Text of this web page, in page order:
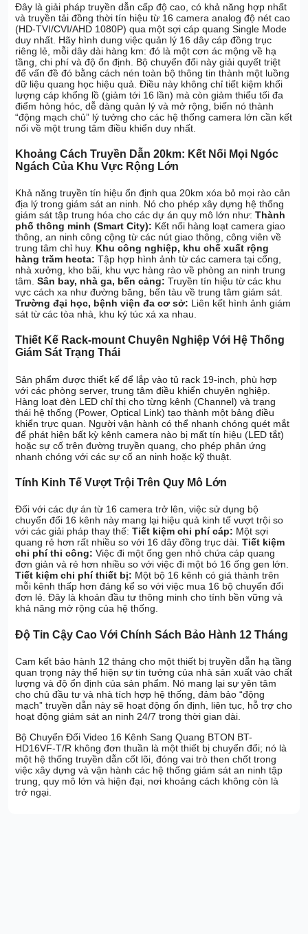
Đây là giải pháp truyền dẫn cấp độ cao, có khả năng hợp nhất
và truyền tải đồng thời tín hiệu từ 16 camera analog độ nét cao
(HD-TVI/CVI/AHD 1080P) qua một sợi cáp quang Single Mode
duy nhất. Hãy hình dung việc quản lý 16 dây cáp đồng trục
riêng lẻ, mỗi dây dài hàng km: đó là một cơn ác mộng về hạ
tầng, chi phí và độ ổn định. Bộ chuyển đổi này giải quyết triệt
để vấn đề đó bằng cách nén toàn bộ thông tin thành một luồng
dữ liệu quang học hiệu quả. Điều này không chỉ tiết kiệm khối
lượng cáp khổng lồ (giảm tới 16 lần) mà còn giảm thiểu tối đa
điểm hỏng hóc, dễ dàng quản lý và mở rộng, biến nó thành
“động mạch chủ” lý tưởng cho các hệ thống camera lớn cần kết
nối về một trung tâm điều khiển duy nhất.
Khoảng Cách Truyền Dẫn 20km: Kết Nối Mọi Ngóc
Ngách Của Khu Vực Rộng Lớn
Khả năng truyền tín hiệu ổn định qua 20km xóa bỏ mọi rào cản
địa lý trong giám sát an ninh. Nó cho phép xây dựng hệ thống
giám sát tập trung hóa cho các dự án quy mô lớn như:Thành
phố thông minh (Smart City): Kết nối hàng loạt camera giao
thông, an ninh công cộng từ các nút giao thông, công viên về
trung tâm chỉ huy. Khu công nghiệp, khu chế xuất rộng
hàng trăm hecta: Tập hợp hình ảnh từ các camera tại cổng,
nhà xưởng, kho bãi, khu vực hàng rào về phòng an ninh trung
tâm.Sân bay, nhà ga, bến cảng: Truyền tín hiệu từ các khu
vực cách xa như đường băng, bến tàu về trung tâm giám sát.
Trường đại học, bệnh viện đa cơ sở: Liên kết hình ảnh giám
sát từ các tòa nhà, khu ký túc xá xa nhau.
Thiết Kế Rack-mount Chuyên Nghiệp Với Hệ Thống
Giám Sát Trạng Thái
Sản phẩm được thiết kế để lắp vào tủ rack 19-inch, phù hợp
với các phòng server, trung tâm điều khiển chuyên nghiệp.
Hàng loạt đèn LED chỉ thị cho từng kênh (Channel) và trạng
thái hệ thống (Power, Optical Link) tạo thành một bảng điều
khiển trực quan. Người vận hành có thể nhanh chóng quét mắt
để phát hiện bất kỳ kênh camera nào bị mất tín hiệu (LED tắt)
hoặc sự cố trên đường truyền quang, cho phép phản ứng
nhanh chóng với các sự cố an ninh hoặc kỹ thuật.
Tính Kinh Tế Vượt Trội Trên Quy Mô Lớn
Đối với các dự án từ 16 camera trở lên, việc sử dụng bộ
chuyển đổi 16 kênh này mang lại hiệu quả kinh tế vượt trội so
với các giải pháp thay thế:Tiết kiệm chi phí cáp: Một sợi
quang rẻ hơn rất nhiều so với 16 dây đồng trục dài.Tiết kiệm
chi phí thi công: Việc đi một ống gen nhỏ chứa cáp quang
đơn giản và rẻ hơn nhiều so với việc đi một bó 16 ống gen lớn.
Tiết kiệm chi phí thiết bị: Một bộ 16 kênh có giá thành trên
mỗi kênh thấp hơn đáng kể so với việc mua 16 bộ chuyển đổi
đơn lẻ. Đây là khoản đầu tư thông minh cho tính bền vững và
khả năng mở rộng của hệ thống.
Độ Tin Cậy Cao Với Chính Sách Bảo Hành 12 Tháng
Cam kết bảo hành 12 tháng cho một thiết bị truyền dẫn hạ tầng
quan trọng này thể hiện sự tin tưởng của nhà sản xuất vào chất
lượng và độ ổn định của sản phẩm. Nó mang lại sự yên tâm
cho chủ đầu tư và nhà tích hợp hệ thống, đảm bảo “động
mạch” truyền dẫn này sẽ hoạt động ổn định, liên tục, hỗ trợ cho
hoạt động giám sát an ninh 24/7 trong thời gian dài.
Bộ Chuyển Đổi Video 16 Kênh Sang Quang BTON BT-
HD16VF-T/R không đơn thuần là một thiết bị chuyển đổi; nó là
một hệ thống truyền dẫn cốt lõi, đóng vai trò then chốt trong
việc xây dựng và vận hành các hệ thống giám sát an ninh tập
trung, quy mô lớn và hiện đại, nơi khoảng cách không còn là
trở ngại.